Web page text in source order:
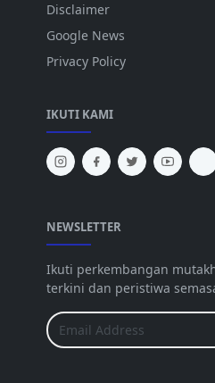
Disclaimer
Google News
Privacy Policy
IKUTI KAMI
NEWSLETTER
Ikuti perkembangan
terkini dan peristiwa